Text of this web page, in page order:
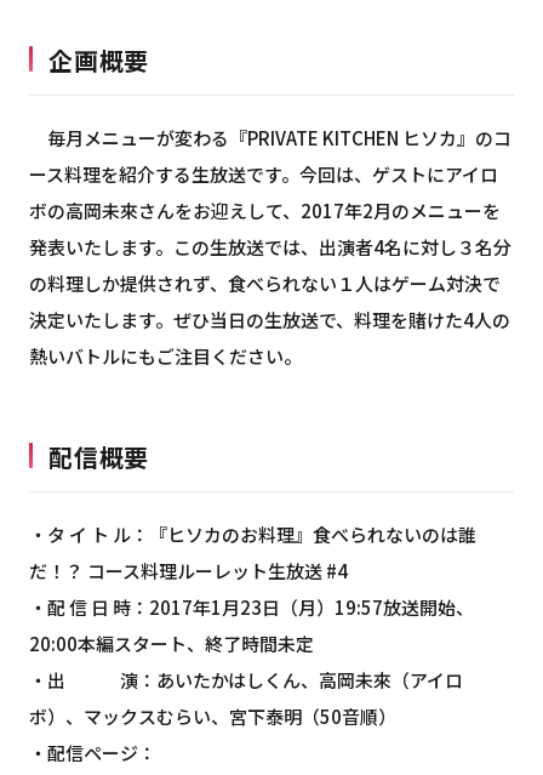
企画概要
毎月メニューが変わる『PRIVATE KITCHEN ヒソカ』のコ
ース料理を紹介する生放送です。今回は、ゲストにアイロ
ボの高岡未來さんをお迎えして、2017年2月のメニューを
発表いたします。この生放送では、出演者4名に対し３名分
の料理しか提供されず、食べられない１人はゲーム対決で
決定いたします。ぜひ当日の生放送で、料理を賭けた4人の
熱いバトルにもご注目ください。
配信概要
・タ イ ト ル：『ヒソカのお料理』食べられないのは誰
だ！？ コース料理ルーレット生放送 #4
・配 信 日 時：2017年1月23日（月）19:57放送開始、
20:00本編スタート、終了時間未定
・出 演：あいたかはしくん、高岡未來（アイロ
ボ）、マックスむらい、宮下泰明（50音順）
・配信ページ：